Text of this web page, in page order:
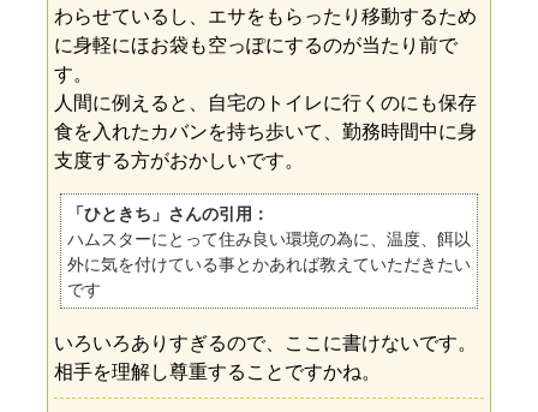
わらせているし、エサをもらったり移動するため
に身軽にほお袋も空っぽにするのが当たり前で
す。
人間に例えると、自宅のトイレに行くのにも保存
食を入れたカバンを持ち歩いて、勤務時間中に身
支度する方がおかしいです。
「ひときち」さんの引用：
ハムスターにとって住み良い環境の為に、温度、餌以
外に気を付けている事とかあれば教えていただきたい
です
いろいろありすぎるので、ここに書けないです。
相手を理解し尊重することですかね。